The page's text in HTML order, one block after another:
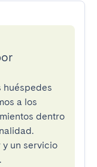
huéspedes
a los
dentro
y un servicio